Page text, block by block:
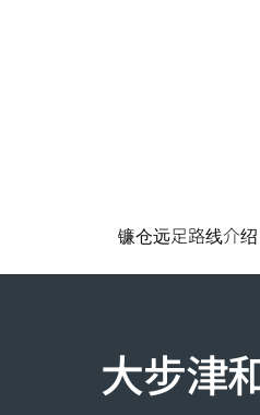
镰仓远足路线介绍
大步津